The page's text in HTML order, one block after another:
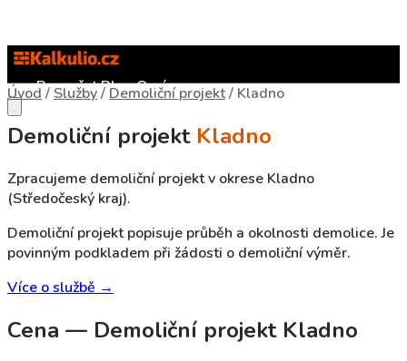
RozpočetBlogO nás
Úvod / Služby/ Demoliční projekt/ Kladno
Demoliční projekt Kladno
Zpracujeme demoliční projekt v okrese Kladno
(Středočeský kraj).
Demoliční projekt popisuje průběh a okolnosti demolice. Je
povinným podkladem při žádosti o demoliční výměr.
Více o službě →
Cena — Demoliční projekt Kladno